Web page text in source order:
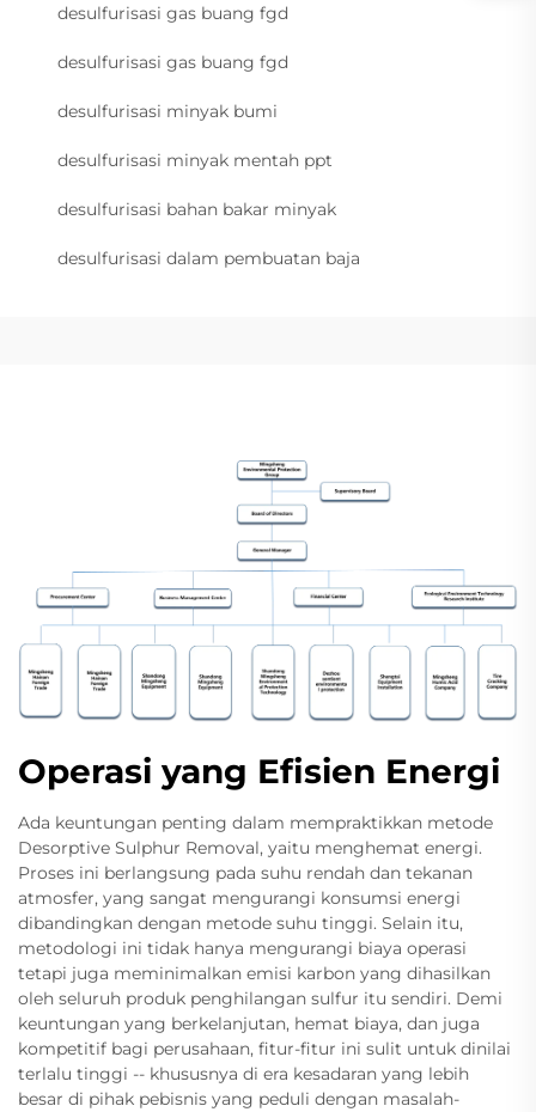
desulfurisasi gas buang fgd
desulfurisasi gas buang fgd
desulfurisasi minyak bumi
desulfurisasi minyak mentah ppt
desulfurisasi bahan bakar minyak
desulfurisasi dalam pembuatan baja
Operasi yang Efisien Energi
Ada keuntungan penting dalam mempraktikkan metode
Desorptive Sulphur Removal, yaitu menghemat energi.
Proses ini berlangsung pada suhu rendah dan tekanan
atmosfer, yang sangat mengurangi konsumsi energi
dibandingkan dengan metode suhu tinggi. Selain itu,
metodologi ini tidak hanya mengurangi biaya operasi
tetapi juga meminimalkan emisi karbon yang dihasilkan
oleh seluruh produk penghilangan sulfur itu sendiri. Demi
keuntungan yang berkelanjutan, hemat biaya, dan juga
kompetitif bagi perusahaan, fitur-fitur ini sulit untuk dinilai
terlalu tinggi -- khususnya di era kesadaran yang lebih
besar di pihak pebisnis yang peduli dengan masalah-